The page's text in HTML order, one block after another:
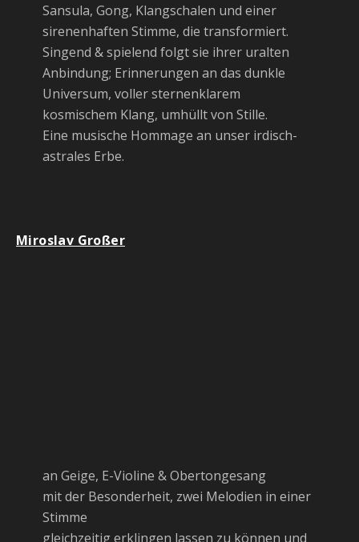
Sansula, Gong, Klangschalen und einer
sirenenhaften Stimme, die transformiert.
Singend & spielend folgt sie ihrer uralten
Anbindung; Erinnerungen an das dunkle
Universum, voller sternenklarem
kosmischem Klang, umhüllt von Stille.
Eine musische Hommage an unser irdisch-
astrales Erbe.
Miroslav Großer
an Geige, E-Violine & Obertongesang
mit der Besonderheit, zwei Melodien in einer
Stimme
gleichzeitig erklingen lassen zu können und